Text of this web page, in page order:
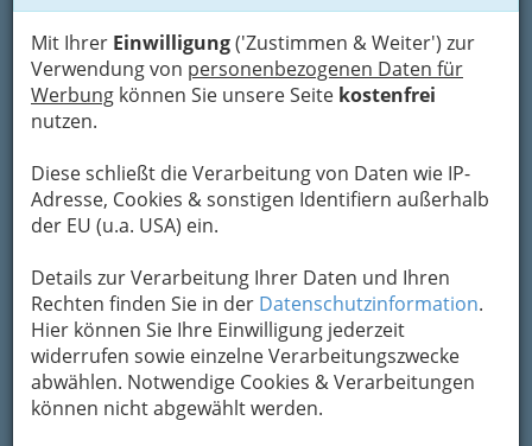
Mit Ihrer Einwilligung('Zustimmen & Weiter') zur
Verwendung von personenbezogenen Daten für
Werbung können Sie unsere Seite kostenfrei
nutzen.
Diese schließt die Verarbeitung von Daten wie IP-
Adresse, Cookies & sonstigen Identifiern außerhalb
der EU (u.a. USA) ein.
Details zur Verarbeitung Ihrer Daten und Ihren
Rechten finden Sie in der Datenschutzinformation.
Hier können Sie Ihre Einwilligung jederzeit
widerrufen sowie einzelne Verarbeitungszwecke
abwählen. Notwendige Cookies & Verarbeitungen
können nicht abgewählt werden.
Bezirksauswahl
Alle Bezirke
Taiji – Qigong – Entspannung Dr.
Isabella & DI Kurt Assam
Walter-Semetkowski-Weg 16,
8010 Graz
TaijiundQigong sind Überbegriffe und
umfaßen eine Vielzahl von Übungen, die der
Verbesserung und Verlängerung des Lebens
dienen. Es bedeutet durch achtsames Üben